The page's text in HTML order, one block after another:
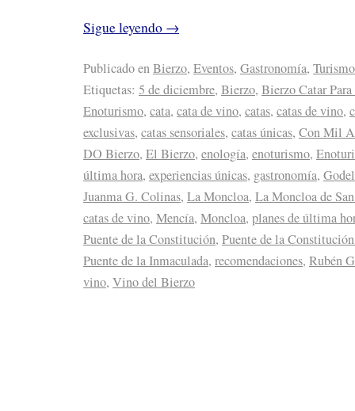
Sigue leyendo →
Publicado enBierzo, Eventos, Gastronomía, Turismo
Etiquetas: 5 de diciembre, Bierzo, Bierzo Catar
Enoturismo, cata, cata de vino, catas, catas de vino,
exclusivas, catas sensoriales, catas únicas, Con Mil
DO Bierzo, El Bierzo, enología, enoturismo,
última hora, experiencias únicas, gastronomía,
Juanma G. Colinas, La Moncloa, La Moncloa de
catas de vino, Mencía, Moncloa, planes de última
Puente de la Constitución, Puente de la
Puente de la Inmaculada, recomendaciones, Rubén
vino, Vino del Bierzo